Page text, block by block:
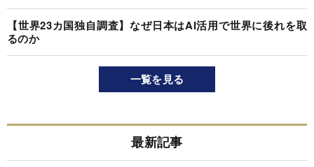
【世界23カ国独自調査】なぜ日本はAI活用で世界に後れを取
るのか
一覧を見る
最新記事